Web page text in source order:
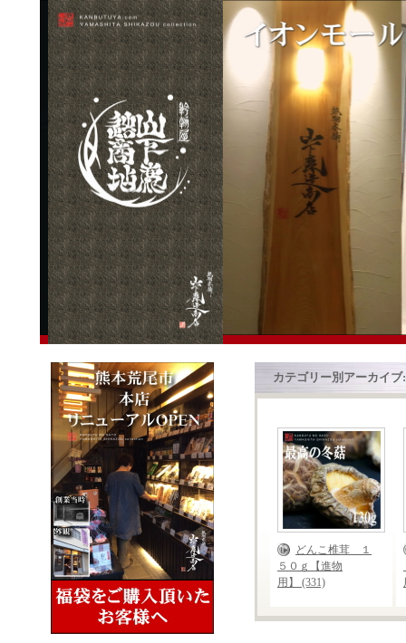
カテゴリー別アーカイ
どんこ椎茸 １
５０ｇ【進物
用】 (331)